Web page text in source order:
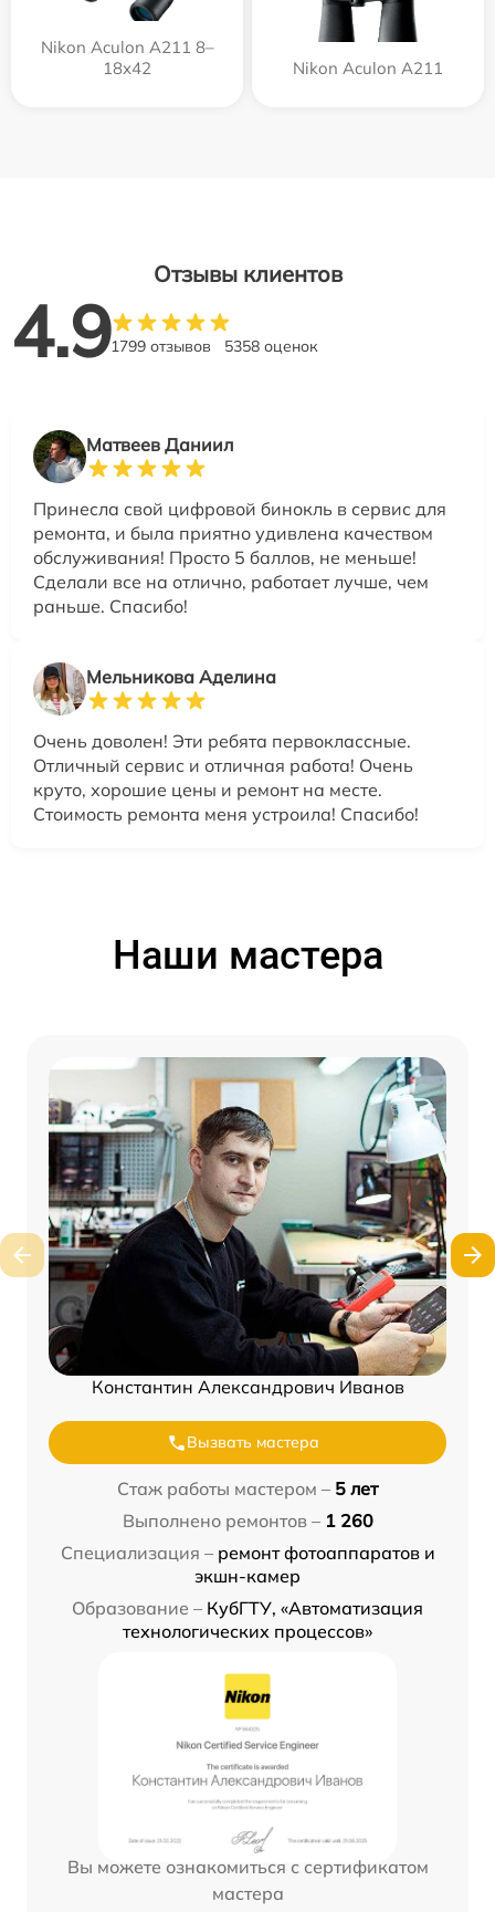
Nikon Aculon A211 8–
18x42
Nikon Aculon A211
Отзывы клиентов
4.91799 отзывов 5358 оценок
Матвеев Даниил
Принесла свой цифровой бинокль в сервис для
ремонта, и была приятно удивлена качеством
обслуживания! Просто 5 баллов, не меньше!
Сделали все на отлично, работает лучше, чем
раньше. Спасибо!
Мельникова Аделина
Очень доволен! Эти ребята первоклассные.
Отличный сервис и отличная работа! Очень
круто, хорошие цены и ремонт на месте.
Стоимость ремонта меня устроила! Спасибо!
Наши мастера
Константин Александрович Иванов
Вызвать мастера
Стаж работы мастером – 5 лет
Выполнено ремонтов – 1 260
Специализация – ремонт фотоаппаратов и
экшн-камер
Образование – КубГТУ, «Автоматизация
технологических процессов»
Вы можете ознакомиться с сертификатом
мастера